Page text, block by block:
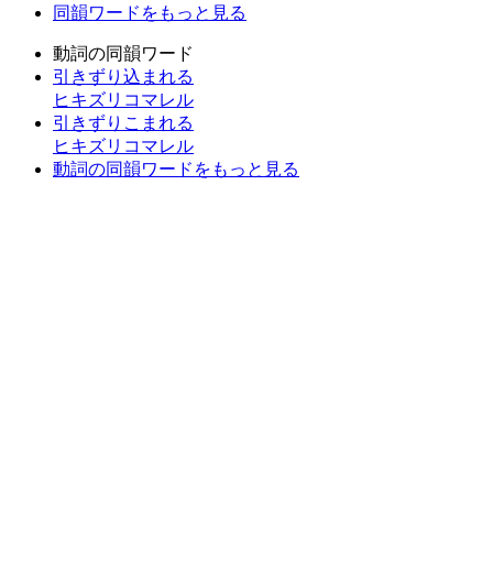
同韻ワードをもっと見る
動詞の同韻ワード
引きずり込まれる
ヒキズリコマレル
引きずりこまれる
ヒキズリコマレル
動詞の同韻ワードをもっと見る